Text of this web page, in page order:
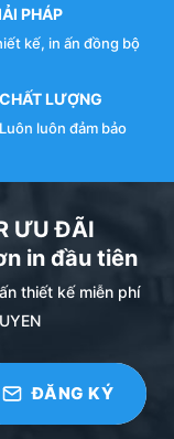
PHÁP
kế, in ấn đồng bộ
CHẤT LƯỢNG
Luôn luôn đảm bảo
ƯU ĐÃI
in đầu tiên
thiết kế miễn phí